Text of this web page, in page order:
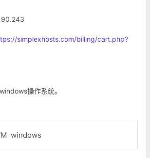
simplexhosts.com/billing/cart.php?
操作系统。
windows